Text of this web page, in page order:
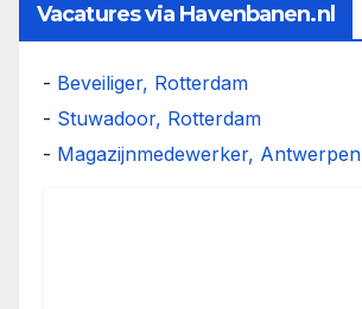
Vacatures via Havenbanen.nl
- Beveiliger, Rotterdam
- Stuwadoor, Rotterdam
- Magazijnmedewerker, Antwerpen